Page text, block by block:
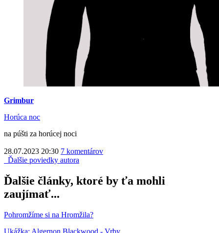
Grimbur
Horúca noc
na púšti za horúcej noci
28.07.2023 20:30 7 komentárov
Ďalšie poviedky autora
Ďalšie články, ktoré by ťa mohli
zaujímať...
Pohromžíme si na Hromžila?
Ukážka: Algernon Blackwood - Vrby